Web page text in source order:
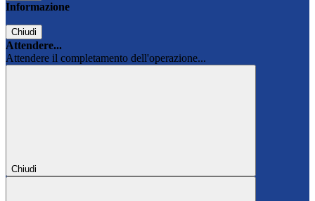
Informazione
Chiudi
Attendere...
Attendere il completamento dell'operazione...
Chiudi